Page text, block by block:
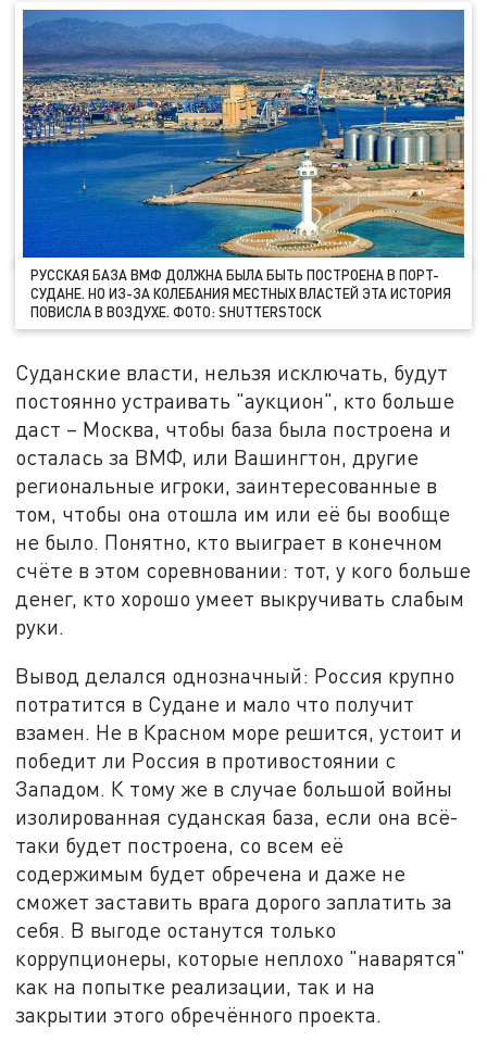
РУССКАЯ БАЗА ВМФ ДОЛЖНА БЫЛА БЫТЬ ПОСТРОЕНА В ПОРТ-
СУДАНЕ. НО ИЗ-ЗА КОЛЕБАНИЯ МЕСТНЫХ ВЛАСТЕЙ ЭТА ИСТОРИЯ
ПОВИСЛА В ВОЗДУХЕ. ФОТО: SHUTTERSTOCK
Суданские власти, нельзя исключать, будут
постоянно устраивать "аукцион", кто больше
даст – Москва, чтобы база была построена и
осталась за ВМФ, или Вашингтон, другие
региональные игроки, заинтересованные в
том, чтобы она отошла им или её бы вообще
не было. Понятно, кто выиграет в конечном
счёте в этом соревновании: тот, у кого больше
денег, кто хорошо умеет выкручивать слабым
руки.
Вывод делался однозначный: Россия крупно
потратится в Судане и мало что получит
взамен. Не в Красном море решится, устоит и
победит ли Россия в противостоянии с
Западом. К тому же в случае большой войны
изолированная суданская база, если она всё-
таки будет построена, со всем её
содержимым будет обречена и даже не
сможет заставить врага дорого заплатить за
себя. В выгоде останутся только
коррупционеры, которые неплохо "наварятся"
как на попытке реализации, так и на
закрытии этого обречённого проекта.